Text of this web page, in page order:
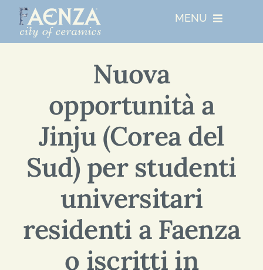
Skip
content
MENU
RESIDENZE ARTISTICHE
EVENTI PRINCIPALI
NETWORKS
ABOUT FAENZA
Nuova
opportunità a
Jinju (Corea del
Sud) per studenti
universitari
residenti a Faenza
o iscritti in